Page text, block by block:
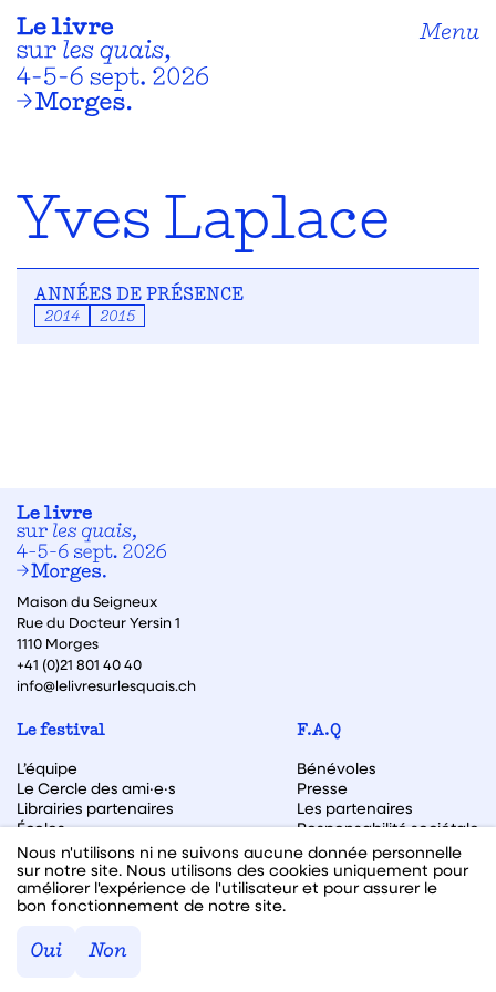
Menu
Yves Laplace
ANNÉES DE PRÉSENCE
2014 2015
Maison du Seigneux
Rue du Docteur Yersin 1
1110 Morges
+41 (0)21 801 40 40
info@lelivresurlesquais.ch
Le festival
L’équipe
Le Cercle des ami·e·s
Librairies partenaires
Écoles
F.A.Q
Bénévoles
Presse
Les partenaires
Responsabilité sociétale
Archive des éditions
Archive des autrices et auteurs
Nous n'utilisons ni ne suivons aucune donnée personnelle
sur notre site. Nous utilisons des cookies uniquement pour
améliorer l'expérience de l'utilisateur et pour assurer le
bon fonctionnement de notre site.
Oui Non